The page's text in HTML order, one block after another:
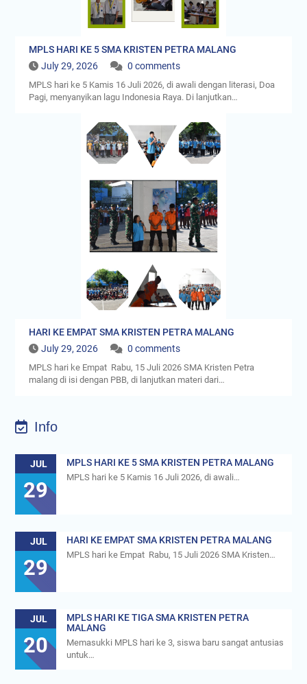
MPLS HARI KE 5 SMA KRISTEN PETRA MALANG
July 29, 2026
0 comments
MPLS hari ke 5 Kamis 16 Juli 2026, di awali dengan literasi, Doa
Pagi, menyanyikan lagu Indonesia Raya. Di lanjutkan…
HARI KE EMPAT SMA KRISTEN PETRA MALANG
July 29, 2026
0 comments
MPLS hari ke Empat Rabu, 15 Juli 2026 SMA Kristen Petra
malang di isi dengan PBB, di lanjutkan materi dari…
Info
JUL
29
MPLS HARI KE 5 SMA KRISTEN PETRA MALANG
MPLS hari ke 5 Kamis 16 Juli 2026, di awali…
JUL
29
HARI KE EMPAT SMA KRISTEN PETRA MALANG
MPLS hari ke Empat Rabu, 15 Juli 2026 SMA Kristen…
JUL
20
MPLS HARI KE TIGA SMA KRISTEN PETRA
MALANG
Memasukki MPLS hari ke 3, siswa baru sangat antusias
untuk…